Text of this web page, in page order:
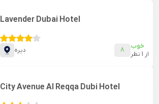
Lavender Dubai Hotel
دیره 8
خوب
از 1 نظر
City Avenue Al Reqqa Dubi Hotel